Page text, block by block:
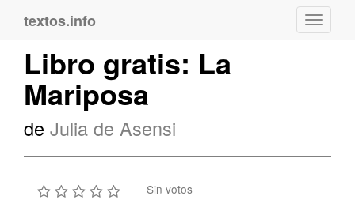
textos.info
Libro gratis: La
Mariposa
de Julia de Asensi
Sin votos